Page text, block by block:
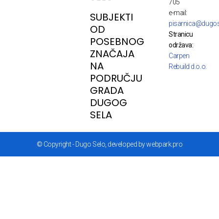
SUBJEKTI
OD
POSEBNOG
ZNAČAJA
NA
PODRUČJU
GRADA
DUGOG
SELA
705
e-mail:
Stranicu
održava:
Carpen
Rebuild d.o.o.
© Copyright - Dugo Selo, developed by webpark.pro